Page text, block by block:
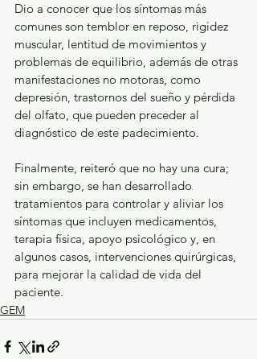
Dio a conocer que los síntomas más
comunes son temblor en reposo, rigidez
muscular, lentitud de movimientos y
problemas de equilibrio, además de otras
manifestaciones no motoras, como
depresión, trastornos del sueño y pérdida
del olfato, que pueden preceder al
diagnóstico de este padecimiento.
Finalmente, reiteró que no hay una cura;
sin embargo, se han desarrollado
tratamientos para controlar y aliviar los
síntomas que incluyen medicamentos,
terapia física, apoyo psicológico y, en
algunos casos, intervenciones quirúrgicas,
para mejorar la calidad de vida del
paciente.
GEM